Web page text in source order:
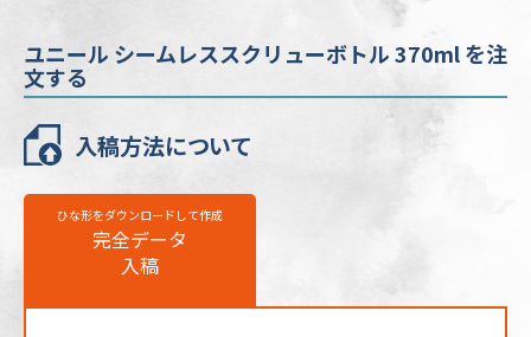
ユニール シームレススクリューボトル
名入れ箇所
側面(飲み口から約15mmあける)
名入れ色
ユニール シームレススクリューボトル 370ml を注
文する
入稿方法について
ひな形をダウンロードして作成
完全データ
入稿